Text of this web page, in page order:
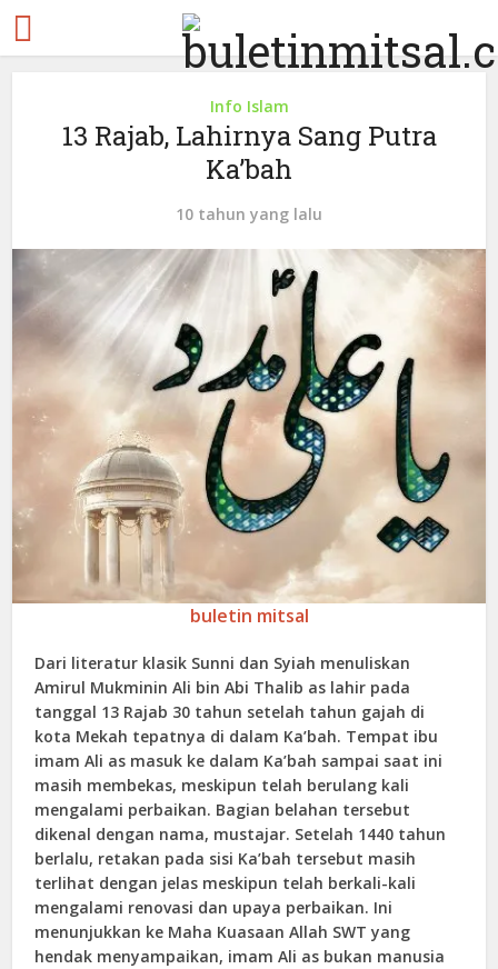
Info Islam
13 Rajab, Lahirnya Sang Putra
Ka’bah
10 tahun yang lalu
buletin mitsal
Dari literatur klasik Sunni dan Syiah menuliskan
Amirul Mukminin Ali bin Abi Thalib as lahir pada
tanggal 13 Rajab 30 tahun setelah tahun gajah di
kota Mekah tepatnya di dalam Ka’bah. Tempat ibu
imam Ali as masuk ke dalam Ka’bah sampai saat ini
masih membekas, meskipun telah berulang kali
mengalami perbaikan. Bagian belahan tersebut
dikenal dengan nama, mustajar. Setelah 1440 tahun
berlalu, retakan pada sisi Ka’bah tersebut masih
terlihat dengan jelas meskipun telah berkali-kali
mengalami renovasi dan upaya perbaikan. Ini
menunjukkan ke Maha Kuasaan Allah SWT yang
hendak menyampaikan, imam Ali as bukan manusia